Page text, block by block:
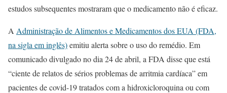
estudos subsequentes mostraram que o medicamento não é eficaz.
A Administração de Alimentos e Medicamentos dos EUA (FDA,
na sigla em inglês)emitiu alerta sobre o uso do remédio. Em
comunicado divulgado no dia 24 de abril, a FDA disse que está
“ciente de relatos de sérios problemas de arritmia cardíaca” em
pacientes de covid-19 tratados com a hidroxicloroquina ou com